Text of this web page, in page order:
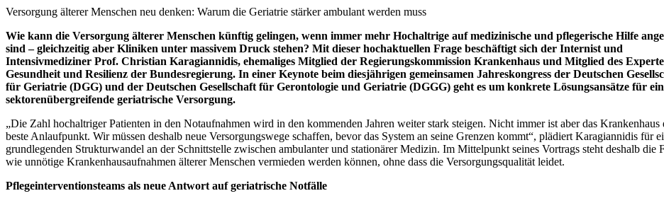
Versorgung älterer Menschen neu denken: Warum die Geriatrie stärker ambulant werden muss
Wie kann die Versorgung älterer Menschen künftig gelingen, wenn immer mehr Hochaltrige auf medizinische und pflegerische Hilfe
sind – gleichzeitig aber Kliniken unter massivem Druck stehen? Mit dieser hochaktuellen Frage beschäftigt sich der Internist und
Intensivmediziner Prof. Christian Karagiannidis, ehemaliges Mitglied der Regierungskommission Krankenhaus und Mitglied des
Gesundheit und Resilienz der Bundesregierung. In einer Keynote beim diesjährigen gemeinsamen Jahreskongress der Deutschen
für Geriatrie (DGG) und der Deutschen Gesellschaft für Gerontologie und Geriatrie (DGGG) geht es um konkrete Lösungsansätze für
sektorenübergreifende geriatrische Versorgung.
„Die Zahl hochaltriger Patienten in den Notaufnahmen wird in den kommenden Jahren weiter stark steigen. Nicht immer ist aber das Krankenhaus
beste Anlaufpunkt. Wir müssen deshalb neue Versorgungswege schaffen, bevor das System an seine Grenzen kommt“, plädiert Karagiannidis für
grundlegenden Strukturwandel an der Schnittstelle zwischen ambulanter und stationärer Medizin. Im Mittelpunkt seines Vortrags steht deshalb die
wie unnötige Krankenhausaufnahmen älterer Menschen vermieden werden können, ohne dass die Versorgungsqualität leidet.
Pflegeinterventionsteams als neue Antwort auf geriatrische Notfälle